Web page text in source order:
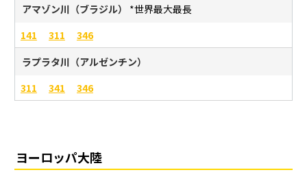
アマゾン川（ブラジル） *世界最大最長
141
311
346
ラプラタ川（アルゼンチン）
311
341 346
ヨーロッパ大陸